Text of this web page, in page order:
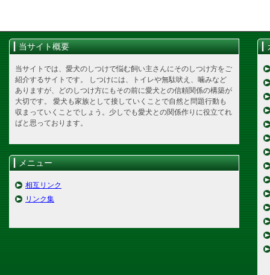
当サイト概要
当サイトでは、愛犬のしつけで悩む飼い主さんにそのしつけ方をご
紹介するサイトです。 しつけには、トイレや無駄吠え、噛みなど
ありますが、どのしつけ方にもその前に愛犬との信頼関係の構築が
大切です。 愛犬も家族として接していくことで自然と問題行動も
収まっていくことでしょう。少しでも愛犬との関係作りに役立てれ
ばと思っております。
メニュー
相互リンク
リンク集